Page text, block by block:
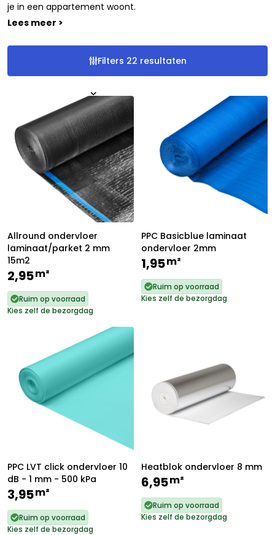
je in een appartement woont.
Lees meer >
Filters 22 resultaten
Allround ondervloer
laminaat/parket 2 mm
15m2
2,95m²
Ruim op voorraad
Kies zelf de bezorgdag
PPC Basicblue laminaat
ondervloer 2mm
1,95m²
Ruim op voorraad
Kies zelf de bezorgdag
PPC LVT click ondervloer 10
dB - 1 mm - 500 kPa
3,95m²
Ruim op voorraad
Kies zelf de bezorgdag
Heatblok ondervloer 8 mm
6,95m²
Ruim op voorraad
Kies zelf de bezorgdag